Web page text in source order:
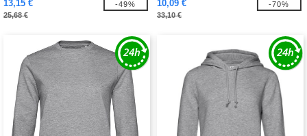
13,15 €
25,68 €
-49% 10,09 €
33,10 €
-70%